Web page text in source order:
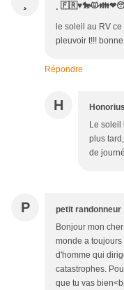
¸
le soleil au RV
pleuvoir t!!!
Répondre
H Honorius
Le soleil
plus
de
P petit randonneur
Bonjour mon
monde a
d'homme qui
catastrophes.
que tu vas